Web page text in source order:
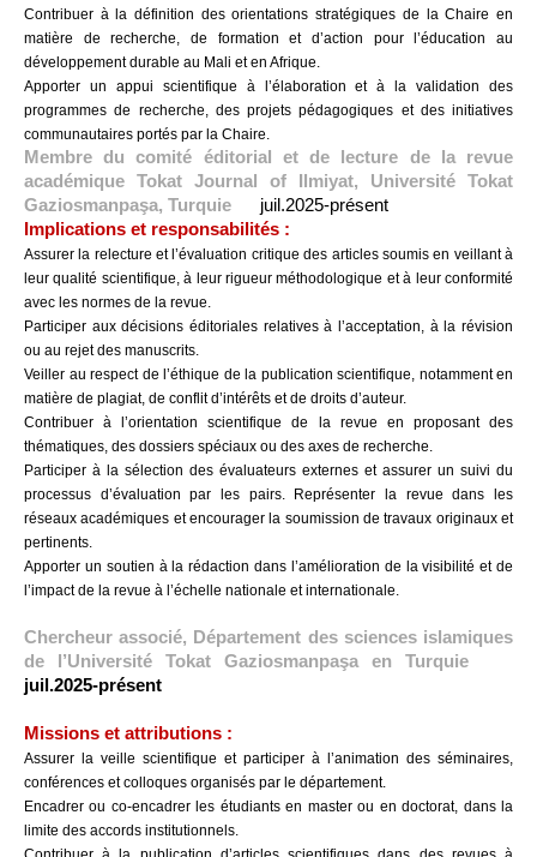
Contribuer à la définition des orientations stratégiques de la Chaire en
matière de recherche, de formation et d’action pour l’éducation au
développement durable au Mali et en Afrique.
Apporter un appui scientifique à l’élaboration et à la validation des
programmes de recherche, des projets pédagogiques et des initiatives
communautaires portés par la Chaire.
Membre du comité éditorial et de lecture de la revue
académique Tokat Journal of Ilmiyat, Université Tokat
Gaziosmanpaşa, Turquie juil.2025-présent
Implications et responsabilités :
Assurer la relecture et l’évaluation critique des articles soumis en veillant à
leur qualité scientifique, à leur rigueur méthodologique et à leur conformité
avec les normes de la revue.
Participer aux décisions éditoriales relatives à l’acceptation, à la révision
ou au rejet des manuscrits.
Veiller au respect de l’éthique de la publication scientifique, notamment en
matière de plagiat, de conflit d’intérêts et de droits d’auteur.
Contribuer à l’orientation scientifique de la revue en proposant des
thématiques, des dossiers spéciaux ou des axes de recherche.
Participer à la sélection des évaluateurs externes et assurer un suivi du
processus d’évaluation par les pairs. Représenter la revue dans les
réseaux académiques et encourager la soumission de travaux originaux et
pertinents.
Apporter un soutien à la rédaction dans l’amélioration de la visibilité et de
l’impact de la revue à l’échelle nationale et internationale.
Chercheur associé, Département des sciences islamiques
de l’Université Tokat Gaziosmanpaşa en Turquie
juil.2025-présent
Missions et attributions :
Assurer la veille scientifique et participer à l’animation des séminaires,
conférences et colloques organisés par le département.
Encadrer ou co-encadrer les étudiants en master ou en doctorat, dans la
limite des accords institutionnels.